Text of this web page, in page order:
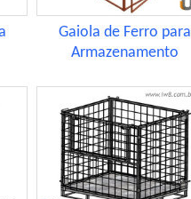
Gaiola de Ferro para
Armazenamento